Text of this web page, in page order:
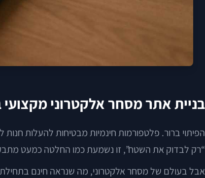
בניית אתר מסחר אלקטרוני
הפיתוי ברור. פלטפורמות חינמיות מבטיחות להעלות
“רק לבדוק את השטח”, זו נשמעת כמו החלטה כמעט
אבל בעולם של מסחר אלקטרוני, מה שנראה חינם בתחילת